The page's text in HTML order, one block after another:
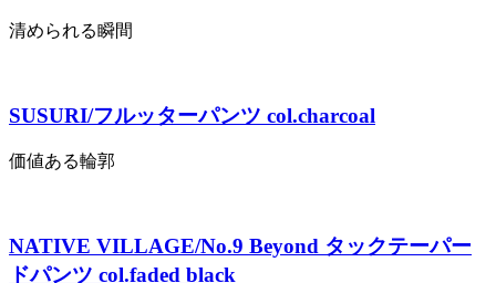
清められる瞬間
SUSURI/フルッターパンツ col.charcoal
価値ある輪郭
NATIVE VILLAGE/No.9 Beyond タックテーパー
ドパンツ col.faded black